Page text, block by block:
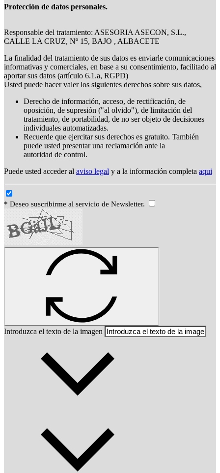
Protección de datos personales.
Responsable del tratamiento: ASESORIA ASECON, S.L.,
CALLE LA CRUZ, Nº 15, BAJO , ALBACETE
La finalidad del tratamiento de sus datos es enviarle comunicaciones
informativas y comerciales, en base a su consentimiento, facilitado al
aportar sus datos (artículo 6.1.a, RGPD)
Usted puede hacer valer los siguientes derechos sobre sus datos,
Derecho de información, acceso, de rectificación, de
oposición, de supresión ("al olvido"), de limitación del
tratamiento, de portabilidad, de no ser objeto de decisiones
individuales automatizadas.
Recuerde que ejercitar sus derechos es gratuito. También
puede usted presentar una reclamación ante la
autoridad de control.
Puede usted acceder al aviso legal y a la información completa aqui
* Deseo suscribirme al servicio de Newsletter.
Introduzca el texto de la imagen